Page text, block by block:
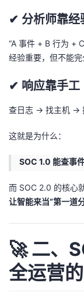
✔ 分析师靠经
“A 事件 + B 行为 +
经验重要，但不能完
✔ 响应靠手工
查日志 → 找主机 →
这就是为什么：
SOC 1.0 能查事
而 SOC 2.0 的核心就
让智能来当“第一道
🚀 二、
全运营